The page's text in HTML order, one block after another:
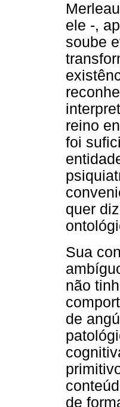
ele -,
soube
reino
foi
quer
Sua
não
de
de